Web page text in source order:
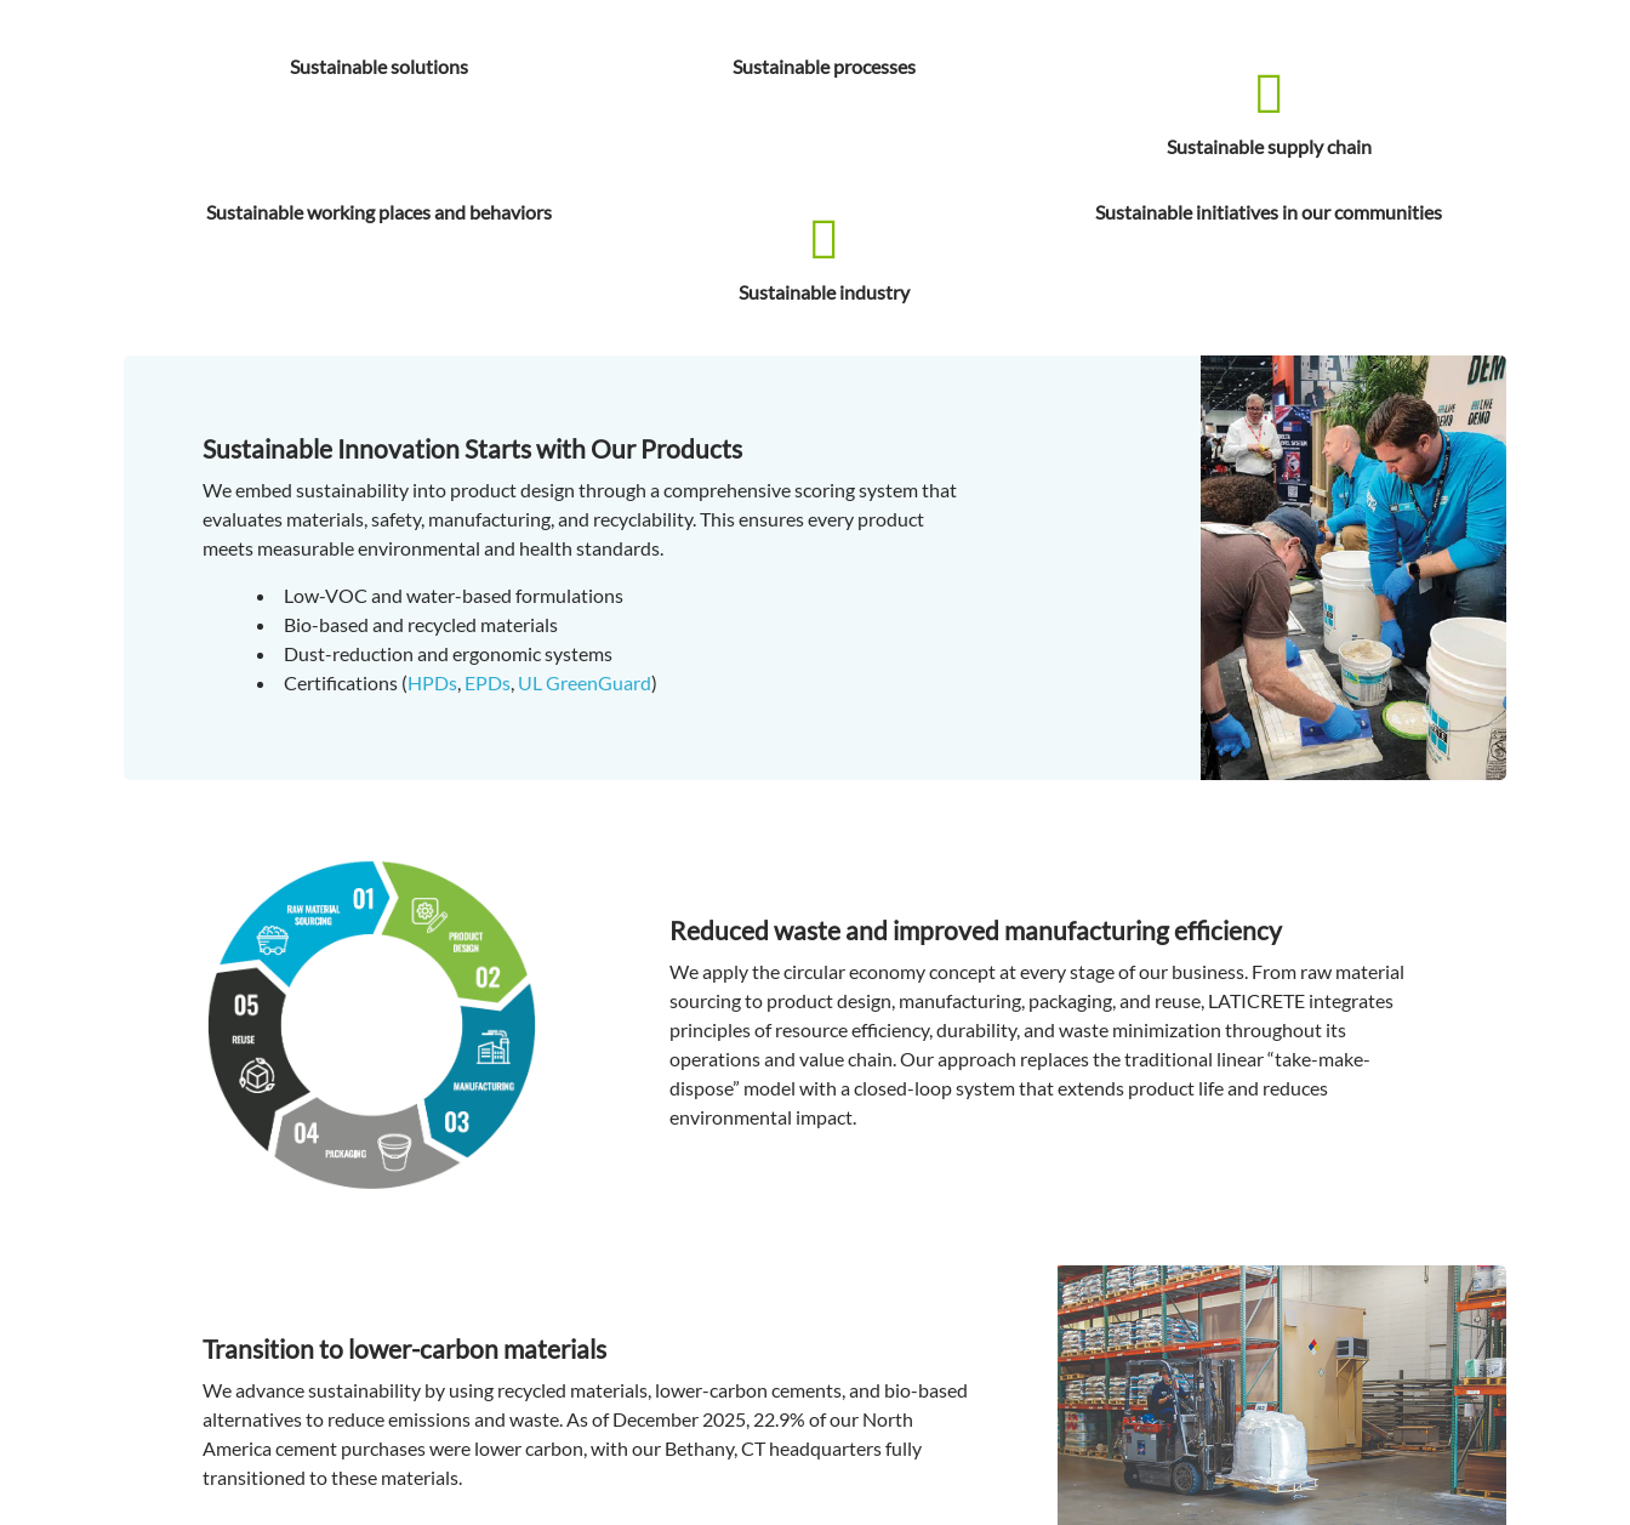
Sustainable solutions Sustainable processes
Sustainable supply chain
Sustainable working places and behaviors
Sustainable industry
Sustainable initiatives in our communities
Sustainable Innovation Starts with Our Products
We embed sustainability into product design through a comprehensive scoring system that
evaluates materials, safety, manufacturing, and recyclability. This ensures every product
meets measurable environmental and health standards.
Low-VOC and water-based formulations
Bio-based and recycled materials
Dust-reduction and ergonomic systems
Certifications (HPDs, EPDs, UL GreenGuard)
Reduced waste and improved manufacturing efficiency
We apply the circular economy concept at every stage of our business. From raw material
sourcing to product design, manufacturing, packaging, and reuse, LATICRETE integrates
principles of resource efficiency, durability, and waste minimization throughout its
operations and value chain. Our approach replaces the traditional linear “take-make-
dispose” model with a closed-loop system that extends product life and reduces
environmental impact.
Transition to lower-carbon materials
We advance sustainability by using recycled materials, lower-carbon cements, and bio-based
alternatives to reduce emissions and waste. As of December 2025, 22.9% of our North
America cement purchases were lower carbon, with our Bethany, CT headquarters fully
transitioned to these materials.